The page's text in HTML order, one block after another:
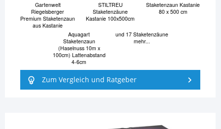
Gartenwelt
Riegelsberger
Premium Staketenzaun
aus Kastanie
STILTREU
Staketenzäune
Kastanie 100x500cm
Staketenzaun Kastanie
80 x 500 cm
Aquagart
Staketenzaun
(Haselnuss 10m x
100cm) Lattenabstand
4-6cm
und 17 Staketenzäune
mehr...
Zum Vergleich und Ratgeber